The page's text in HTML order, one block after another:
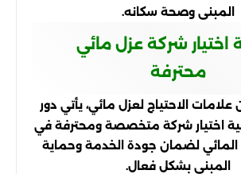
المبنى وصحة سكانه.
اختيار شركة عزل مائي
محترفة
الاحتياج لعزل مائي، يأتي دور
اختيار شركة متخصصة ومحترفة في
المائي لضمان جودة الخدمة وحماية
المبنى بشكل فعال.